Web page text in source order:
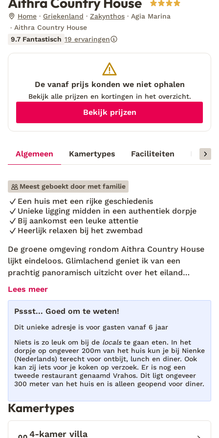
Home Griekenland Zakynthos
Agia Marina
Aithra Country House
9.7 Fantastisch 19 ervaringen
Algemeen Kamertypes Faciliteiten
Meest geboekt door met familie
Een huis met een rijke geschiedenis
Unieke ligging midden in een authentiek dorpje
Bij aankomst een leuke attentie
Heerlijk relaxen bij het zwembad
De groene omgeving rondom Aithra Country House
lijkt eindeloos. Glimlachend geniet ik van een
prachtig panoramisch uitzicht over het eiland
Zakynthos; mijn geliefde eiland in de Ionische Zee.
kwam rijden, wist ik het al. Dit is een huis met een
meer over te horen. Ik maak kennis met de
eigenaren Petros en zijn vrouw Maria en mijn
vermoeden klopt. Dit country house werd gebouwd
in de jaren ’50 en is al 5 generaties in de familie van
Petros. “Nadat ik het huis van mijn moeder erfde is
het verschillende keren gerestaureerd, uitgebreid en
gerenoveerd.” vertelt Petros mij. Het is een warme
dag en het zwembad ligt er uitnodigend bij. Hier ga
ik zo een verfrissende duik in nemen! Terwijl ik
Lees meer
Pssst... Goed om te weten!
Dit unieke adresje is voor gasten vanaf 6 jaar
Niets is zo leuk om bij de localste gaan eten. In het
dorpje op ongeveer 200m van het huis kun je bij Nienke
(Nederlands) terecht voor ontbijt, lunch en diner. Ook
kan zij iets voor je koken op verzoek. Er is nog een
tweede restaurant genaamd Vrahos. Dit ligt ongeveer
300 meter van het huis en is alleen geopend voor diner.
Kamertypes
4-kamer villa
De vanaf prijs konden we niet ophalen
Bekijk alle prijzen en kortingen in het overzicht.
Bekijk prijzen